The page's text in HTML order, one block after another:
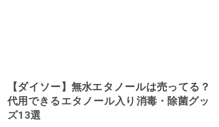
【ダイソー】無水エタノールは売ってる？
代用できるエタノール入り消毒・除菌グッ
ズ13選